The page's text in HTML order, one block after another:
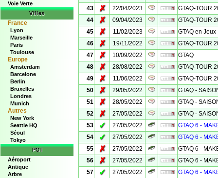
Voie Verte
Villes
France
Lyon
Marseille
Paris
Toulouse
Europe
Amsterdam
Barcelone
Berlin
Bruxelles
Londres
Munich
Autres
New York
Seattle HQ
Séoul
Tokyo
POI
Aéroport
Antique
Arbre
43
✗ 22/04/2023
GTAQ-TOUR
44
✗ 09/04/2023
GTAQ-TOUR
45
✗ 11/02/2023
GTAQ en Jeux
46
✗ 19/11/2022
GTAQ-TOUR
47
✗ 10/09/2022
GTAQ
48
✗ 28/08/2022
GTAQ-TOUR
49
✗ 11/06/2022
GTAQ-TOUR
50
✗ 29/05/2022
GTAQ -
51
✗ 28/05/2022
GTAQ -
52
✗ 27/05/2022
GTAQ -
53
✓ 27/05/2022
GTAQ 6 -
54
✓ 27/05/2022
GTAQ 6 -
55
✗ 27/05/2022
GTAQ 6 -
56
✗ 27/05/2022
GTAQ 6 -
57
✓ 27/05/2022
GTAQ 6 -